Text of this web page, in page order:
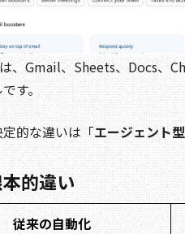
、Gmail、Sheets、Docs、
す。
的な違いは「エージェント
的違い
従来の自動化